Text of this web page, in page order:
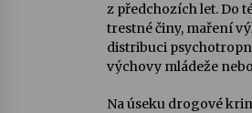
z předchozích let. Do
trestné činy, maření
distribuci
výchovy mládeže
Na úseku drogové